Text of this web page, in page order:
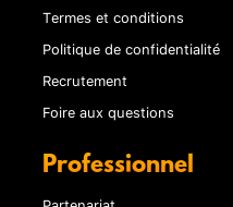
Termes et conditions
Politique de confidentialité
Recrutement
Foire aux questions
Professionnel